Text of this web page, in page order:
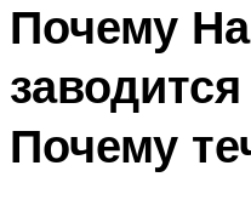
Почему
Почему